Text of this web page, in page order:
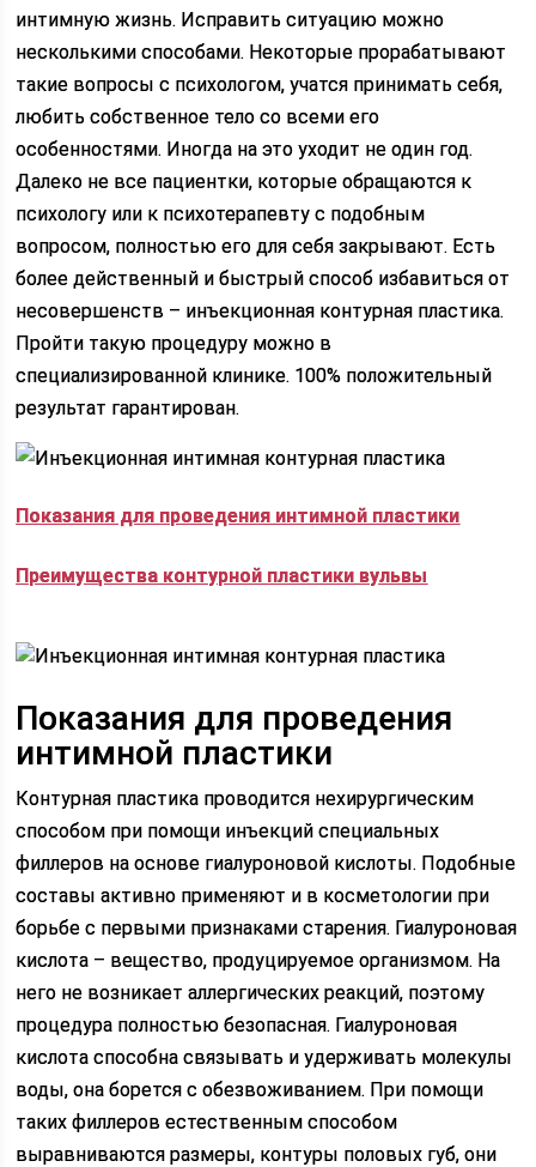
интимную жизнь. Исправить ситуацию можно
несколькими способами. Некоторые прорабатывают
такие вопросы с психологом, учатся принимать себя,
любить собственное тело со всеми его
особенностями. Иногда на это уходит не один год.
Далеко не все пациентки, которые обращаются к
психологу или к психотерапевту с подобным
вопросом, полностью его для себя закрывают. Есть
более действенный и быстрый способ избавиться от
несовершенств – инъекционная контурная пластика.
Пройти такую процедуру можно в
специализированной клинике. 100% положительный
результат гарантирован.
Показания для проведения интимной пластики
Преимущества контурной пластики вульвы
Показания для проведения
интимной пластики
Контурная пластика проводится нехирургическим
способом при помощи инъекций специальных
филлеров на основе гиалуроновой кислоты. Подобные
составы активно применяют и в косметологии при
борьбе с первыми признаками старения. Гиалуроновая
кислота – вещество, продуцируемое организмом. На
него не возникает аллергических реакций, поэтому
процедура полностью безопасная. Гиалуроновая
кислота способна связывать и удерживать молекулы
воды, она борется с обезвоживанием. При помощи
таких филлеров естественным способом
выравниваются размеры, контуры половых губ, они